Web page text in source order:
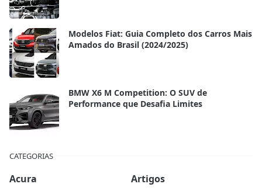
Modelos Fiat: Guia Completo dos Carros Mais
Amados do Brasil (2024/2025)
BMW X6 M Competition: O SUV de
Performance que Desafia Limites
CATEGORIAS
Acura
Artigos